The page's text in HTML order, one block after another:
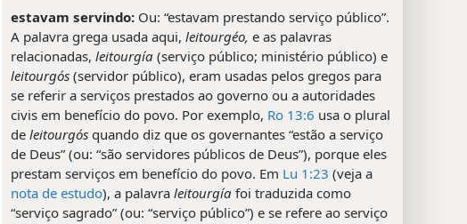
estavam servindo: Ou: “estavam prestando serviço público”.
A palavra grega usada aqui, leitourgéo, e as palavras
relacionadas, leitourgía (serviço público; ministério público) e
leitourgós (servidor público), eram usadas pelos gregos para
se referir a serviços prestados ao governo ou a autoridades
civis em benefício do povo. Por exemplo, Ro 13:6 usa o plural
de leitourgós quando diz que os governantes “estão a serviço
de Deus” (ou: “são servidores públicos de Deus”), porque eles
prestam serviços em benefício do povo. Em Lu 1:23 (veja a
nota de estudo), a palavra leitourgía foi traduzida como
“serviço sagrado” (ou: “serviço público”) e se refere ao serviço